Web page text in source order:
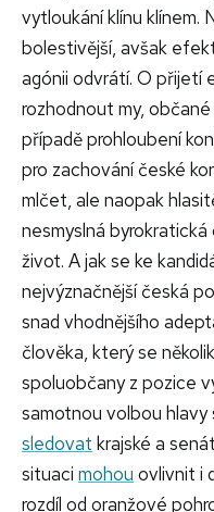
vytloukání klínu klínem.
bolestivější, avšak
agónii odvrátí. O přijetí
rozhodnout my,
případě prohloubení
pro zachování české
mlčet, ale naopak
nesmyslná
život. A jak se ke
nejvýznačnější česká
snad vhodnějšího
člověka, který se
spoluobčany z pozice
samotnou volbou
sledovat krajské a
situaci mohou ovlivnit i
rozdíl od oranžové